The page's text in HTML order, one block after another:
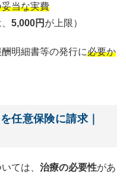
当な実費
5,000円 が上限）
明細書等の発行に必要か
任意保険に請求｜
ては、 治療の必要性があ